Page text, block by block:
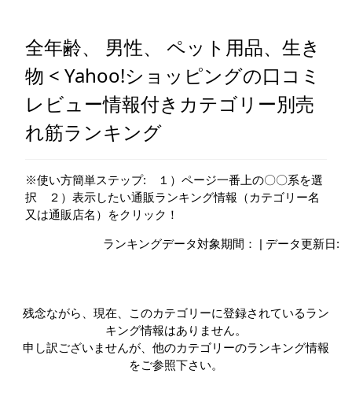
全年齢、 男性、 ペット用品、生き
物 < Yahoo!ショッピングの口コミ
レビュー情報付きカテゴリー別売
れ筋ランキング
※使い方簡単ステップ: １）ページ一番上の〇〇系を選
択 ２）表示したい通販ランキング情報（カテゴリー名
又は通販店名）をクリック！
ランキングデータ対象期間： | データ更新日:
残念ながら、現在、このカテゴリーに登録されているラン
キング情報はありません。
申し訳ございませんが、他のカテゴリーのランキング情報
をご参照下さい。